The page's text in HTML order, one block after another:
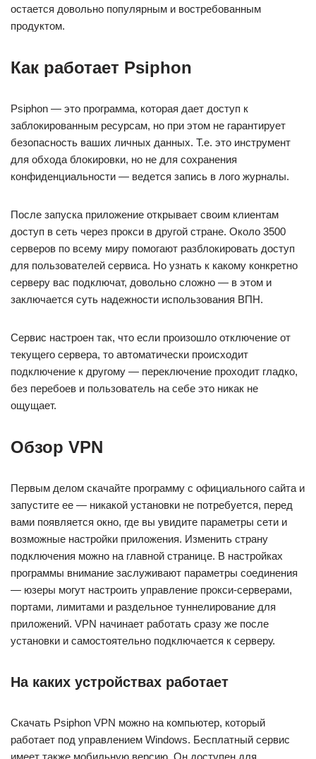
остается довольно популярным и востребованным
продуктом.
Как работает Psiphon
Psiphon — это программа, которая дает доступ к
заблокированным ресурсам, но при этом не гарантирует
безопасность ваших личных данных. Т.е. это инструмент
для обхода блокировки, но не для сохранения
конфиденциальности — ведется запись в лого журналы.
После запуска приложение открывает своим клиентам
доступ в сеть через прокси в другой стране. Около 3500
серверов по всему миру помогают разблокировать доступ
для пользователей сервиса. Но узнать к какому конкретно
серверу вас подключат, довольно сложно — в этом и
заключается суть надежности использования ВПН.
Сервис настроен так, что если произошло отключение от
текущего сервера, то автоматически происходит
подключение к другому — переключение проходит гладко,
без перебоев и пользователь на себе это никак не
ощущает.
Обзор VPN
Первым делом скачайте программу с официального сайта и
запустите ее — никакой установки не потребуется, перед
вами появляется окно, где вы увидите параметры сети и
возможные настройки приложения. Изменить страну
подключения можно на главной странице. В настройках
программы внимание заслуживают параметры соединения
— юзеры могут настроить управление прокси-серверами,
портами, лимитами и раздельное туннелирование для
приложений. VPN начинает работать сразу же после
установки и самостоятельно подключается к серверу.
На каких устройствах работает
Скачать Psiphon VPN можно на компьютер, который
работает под управлением Windows. Бесплатный сервис
имеет также мобильную версию. Он доступен для